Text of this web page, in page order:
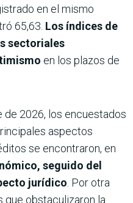
en el mismo
65,63. Los índices de
sectoriales
en los plazos de
2026, los encuestados
aspectos
se encontraron, en
seguido del
jurídico. Por otra
que obstaculizaron la